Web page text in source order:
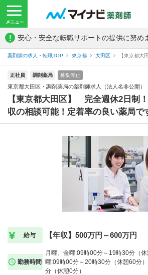
! 安心・安全な転職サポートの提供に努め
薬剤師の求人・転職TOP 東京都 大田区 【東京都
正社員 調剤薬局 募集停止
東京都大田区・調剤薬局の薬剤師求人（法人名非公開）
【東京都大田区】 完全週休2日制
収の相談可能！定着率の良い薬局で
給与 【年収】500万円～600万円
勤務時間
月曜、金曜:09時00分～19時30分（
曜:09時00分～20時30分（休憩60分
分（休憩0分）